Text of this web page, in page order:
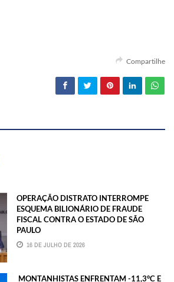
Compartilhe
OPERAÇÃO DISTRATO INTERROMPE
ESQUEMA BILIONÁRIO DE FRAUDE
FISCAL CONTRA O ESTADO DE SÃO
PAULO
16 DE JULHO DE 2026
MONTANHISTAS ENFRENTAM -11,3°C E